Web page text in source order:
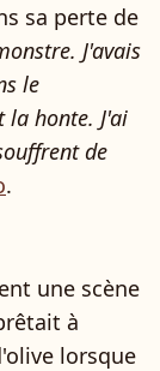
sa perte de
J'avais
le
honte. J'ai
de
.
une scène
à
lorsque